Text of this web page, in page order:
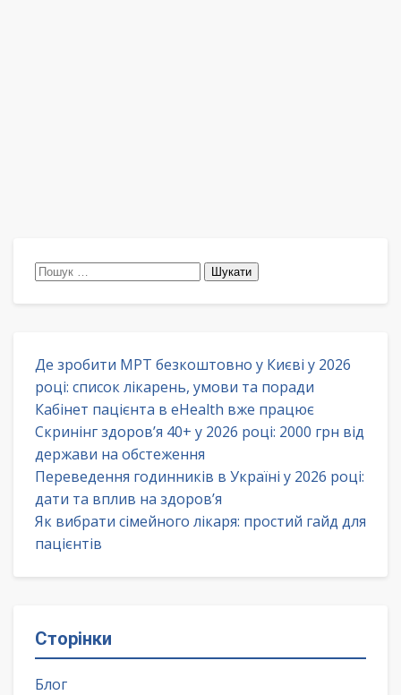
Пошук:
Де зробити МРТ безкоштовно у Києві у 2026
році: список лікарень, умови та поради
Кабінет пацієнта в eHealth вже працює
Скринінг здоров’я 40+ у 2026 році: 2000 грн від
держави на обстеження
Переведення годинників в Україні у 2026 році:
дати та вплив на здоров’я
Як вибрати сімейного лікаря: простий гайд для
пацієнтів
Сторінки
Блог